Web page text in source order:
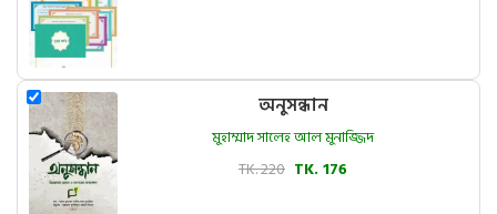
অনুসন্ধান
মুহাম্মাদ সালেহ আল মুনাজ্জিদ
TK. 220 TK. 176